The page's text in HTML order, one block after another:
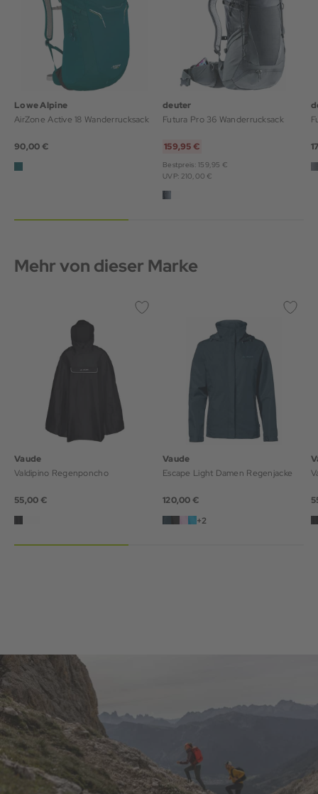
Lowe Alpine
AirZone Active 18 Wanderrucksack
90,00 €
deuter
Futura Pro 36 Wanderrucksack
159,95 €
Bestpreis: 159,95 €
UVP: 210,00 €
Mehr von dieser Marke
Vaude
Valdipino Regenponcho
55,00 €
Vaude
Escape Light Damen Regenjacke
120,00 €
+2